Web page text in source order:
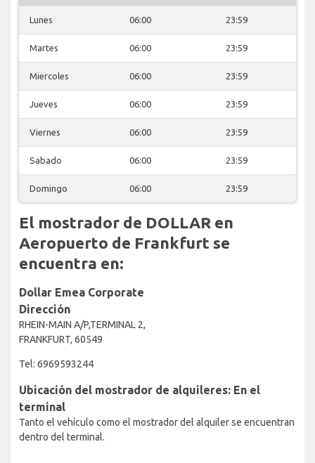
Lunes 06:00 23:59
Martes 06:00 23:59
Miercoles 06:00 23:59
Jueves 06:00 23:59
Viernes 06:00 23:59
Sabado 06:00 23:59
Domingo 06:00 23:59
El mostrador de DOLLAR en
Aeropuerto de Frankfurt se
encuentra en:
Dollar Emea Corporate
Dirección
RHEIN-MAIN A/P,TERMINAL 2,
FRANKFURT, 60549
Tel: 6969593244
Ubicación del mostrador de alquileres: En el
terminal
Tanto el vehículo como el mostrador del alquiler se encuentran
dentro del terminal.